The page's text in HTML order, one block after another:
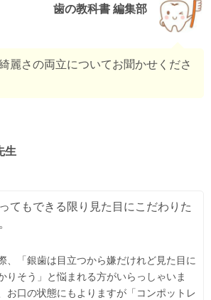
歯の教科書 編集部
麗さの両立についてお聞かせくださ
生
てもできる限り見た目にこだわりた
、「銀歯は目立つから嫌だけれど見た目に
りそう」と悩まれる方がいらっしゃいま
お口の状態にもよりますが「コンポットレ